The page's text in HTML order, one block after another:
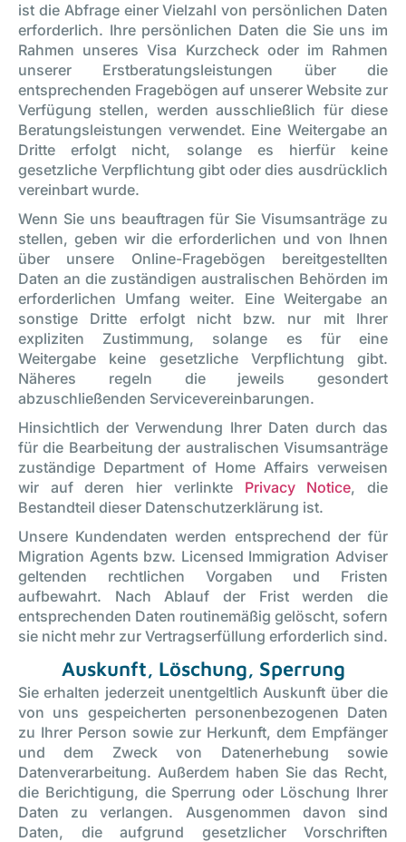
ist die Abfrage einer Vielzahl von persönlichen Daten
erforderlich. Ihre persönlichen Daten die Sie uns im
Rahmen unseres Visa Kurzcheck oder im Rahmen
unserer Erstberatungsleistungen über die
entsprechenden Fragebögen auf unserer Website zur
Verfügung stellen, werden ausschließlich für diese
Beratungsleistungen verwendet. Eine Weitergabe an
Dritte erfolgt nicht, solange es hierfür keine
gesetzliche Verpflichtung gibt oder dies ausdrücklich
vereinbart wurde.
Wenn Sie uns beauftragen für Sie Visumsanträge zu
stellen, geben wir die erforderlichen und von Ihnen
über unsere Online-Fragebögen bereitgestellten
Daten an die zuständigen australischen Behörden im
erforderlichen Umfang weiter. Eine Weitergabe an
sonstige Dritte erfolgt nicht bzw. nur mit Ihrer
expliziten Zustimmung, solange es für eine
Weitergabe keine gesetzliche Verpflichtung gibt.
Näheres regeln die jeweils gesondert
abzuschließenden Servicevereinbarungen.
Hinsichtlich der Verwendung Ihrer Daten durch das
für die Bearbeitung der australischen Visumsanträge
zuständige Department of Home Affairs verweisen
wir auf deren hier verlinkte Privacy Notice, die
Bestandteil dieser Datenschutzerklärung ist.
Unsere Kundendaten werden entsprechend der für
Migration Agents bzw. Licensed Immigration Adviser
geltenden rechtlichen Vorgaben und Fristen
aufbewahrt. Nach Ablauf der Frist werden die
entsprechenden Daten routinemäßig gelöscht, sofern
sie nicht mehr zur Vertragserfüllung erforderlich sind.
Auskunft, Löschung, Sperrung
Sie erhalten jederzeit unentgeltlich Auskunft über die
von uns gespeicherten personenbezogenen Daten
zu Ihrer Person sowie zur Herkunft, dem Empfänger
und dem Zweck von Datenerhebung sowie
Datenverarbeitung. Außerdem haben Sie das Recht,
die Berichtigung, die Sperrung oder Löschung Ihrer
Daten zu verlangen. Ausgenommen davon sind
Daten, die aufgrund gesetzlicher Vorschriften